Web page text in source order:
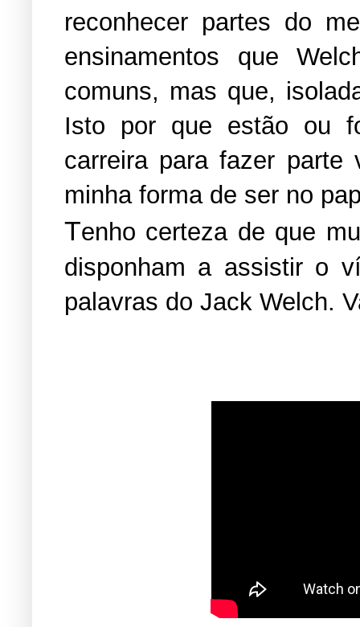
reconhecer partes do
ensinamentos que
comuns, mas que,
Isto por que estão ou
carreira para fazer
minha forma de ser no
Tenho certeza de que
disponham a assistir o
palavras do Jack Welch.